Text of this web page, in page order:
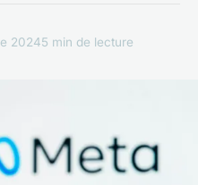
20245 min de lecture